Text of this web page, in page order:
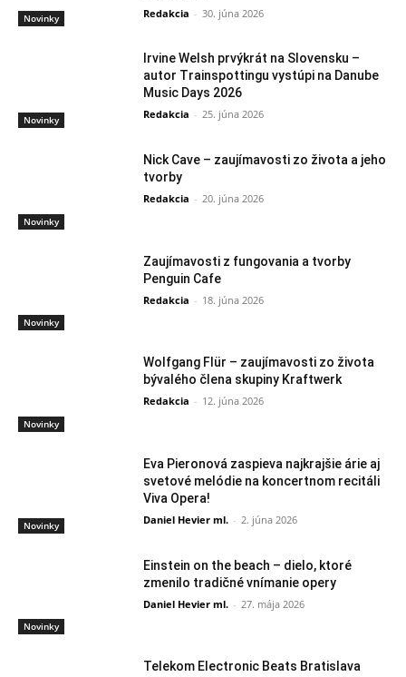
Novinky Redakcia - 30. júna 2026
Novinky
Irvine Welsh prvýkrát na Slovensku –
autor Trainspottingu vystúpi na Danube
Music Days 2026
Redakcia - 25. júna 2026
Novinky
Nick Cave – zaujímavosti zo života a jeho
tvorby
Redakcia - 20. júna 2026
Novinky
Zaujímavosti z fungovania a tvorby
Penguin Cafe
Redakcia - 18. júna 2026
Novinky
Wolfgang Flür – zaujímavosti zo života
bývalého člena skupiny Kraftwerk
Redakcia - 12. júna 2026
Novinky
Eva Pieronová zaspieva najkrajšie árie aj
svetové melódie na koncertnom recitáli
Viva Opera!
Daniel Hevier ml. - 2. júna 2026
Novinky
Einstein on the beach – dielo, ktoré
zmenilo tradičné vnímanie opery
Daniel Hevier ml. - 27. mája 2026
Telekom Electronic Beats Bratislava